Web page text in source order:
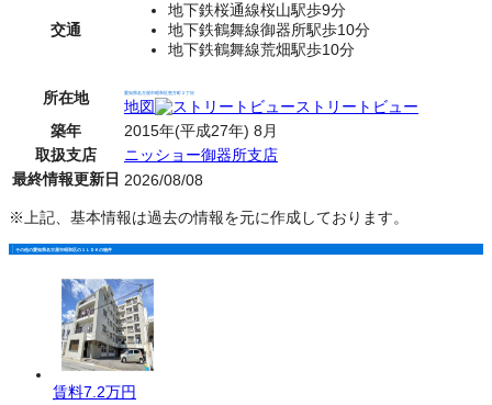
交通
地下鉄桜通線桜山駅歩9分
地下鉄鶴舞線御器所駅歩10分
地下鉄鶴舞線荒畑駅歩10分
所在地 愛知県名古屋市昭和区恵方町２丁目
地図
ストリートビュー
築年
2015年(平成27年) 8月
取扱支店
ニッショー御器所支店
最終情報更新日 2026/08/08
※上記、基本情報は過去の情報を元に作成しております。
その他の愛知県名古屋市昭和区の１ＬＤＫの物件
賃料7.2万円